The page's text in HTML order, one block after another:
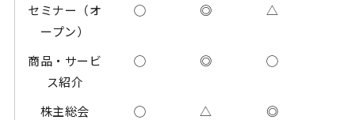
セミナー（オ
ープン）
◯ ◎ △
商品・サービ
ス紹介
◯ ◎ ◯
株主総会 ◯ △ ◎